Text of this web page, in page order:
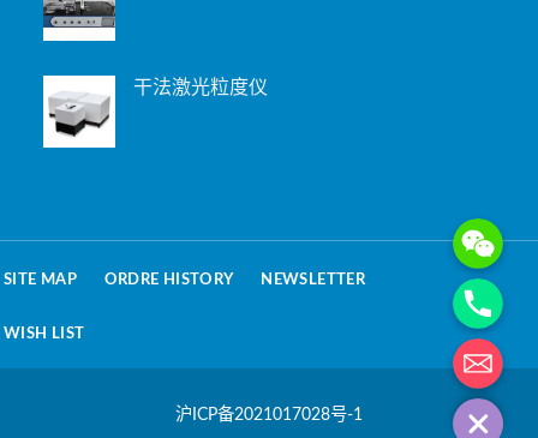
干法激光粒度仪
SITE MAP ORDRE HISTORY NEWSLETTER
WISH LIST
沪ICP备2021017028号-1
WeChat:
Phone
电子邮箱地址